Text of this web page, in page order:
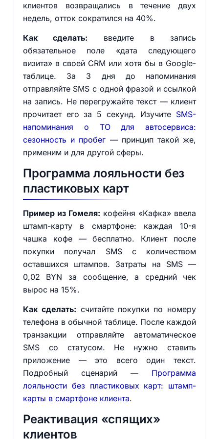
клиентов возвращались в течение двух
недель, отток сократился на 40%.
Как сделать: введите в запись
обязательное поле «дата следующего
визита» в своей CRM или хотя бы в Google-
таблице. За 3 дня до напоминания
отправляйте SMS с одной фразой и ссылкой
на запись. Не перегружайте текст — клиент
прочитает его за 5 секунд. Изучите SMS-
напоминания о ТО для автосервиса:
сезонность и пробег — принцип такой же,
применим и для другой сферы.
Программа лояльности без
пластиковых карт
Пример из Гомеля: кофейня «Кафка» ввела
штамп-карту в смартфоне: каждая 10-я
чашка кофе — бесплатно. Клиент после
покупки получал SMS с количеством
оставшихся штампов. Затраты на SMS —
0,02 BYN за сообщение, а средний чек
вырос на 15%.
Как сделать: считайте покупки по номеру
телефона в обычной таблице. После каждой
транзакции отправляйте автоматическое
SMS со статусом. Не нужно ставить
приложение — это всего один текст.
Подробный сценарий — Программа
лояльности без пластиковых карт: штамп-
карты в смартфоне клиента.
Реактивация «спящих»
клиентов